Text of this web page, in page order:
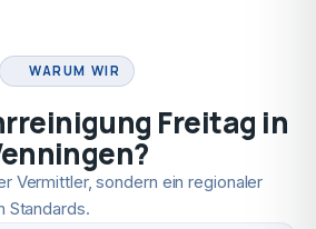
WARUM WIR
Freitag in
Vermittler, sondern ein regionaler
Standards.